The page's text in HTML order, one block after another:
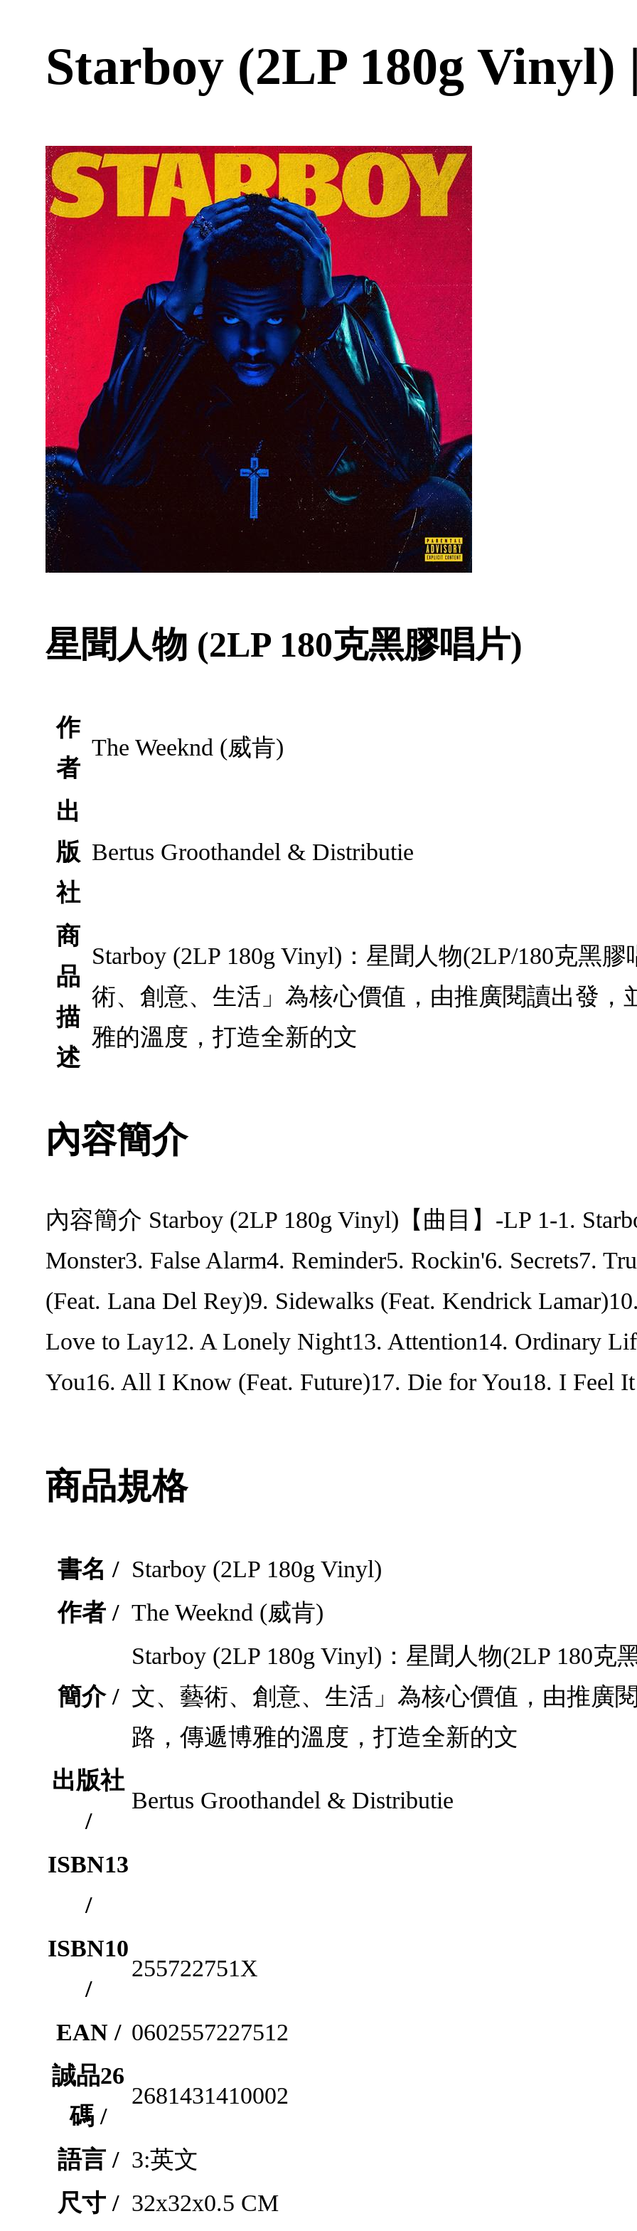
Starboy (2LP 180g Vinyl)
星聞人物 (2LP 180克黑膠唱片)
作
者
The Weeknd (威肯)
出
版
社
Bertus Groothandel & Distributie
商
品
描
述
Starboy (2LP 180g Vinyl)：星聞人物(2LP/180克黑
術、創意、生活」為核心價值，由推廣閱讀出發，
雅的溫度，打造全新的文
內容簡介
內容簡介 Starboy (2LP 180g Vinyl)【曲目】-LP 1-1.
Monster3. False Alarm4. Reminder5. Rockin'6. Secrets7.
(Feat. Lana Del Rey)9. Sidewalks (Feat. Kendrick
Love to Lay12. A Lonely Night13. Attention14. Ordinary
You16. All I Know (Feat. Future)17. Die for You18. I Feel
商品規格
書名 / Starboy (2LP 180g Vinyl)
作者 / The Weeknd (威肯)
簡介 /
Starboy (2LP 180g Vinyl)：星聞人物(2LP 180克
文、藝術、創意、生活」為核心價值，由推廣
路，傳遞博雅的溫度，打造全新的文
出版社
/
Bertus Groothandel & Distributie
ISBN13
/
ISBN10
/
255722751X
EAN / 0602557227512
誠品26
碼 /
2681431410002
語言 / 3:英文
尺寸 / 32x32x0.5 CM